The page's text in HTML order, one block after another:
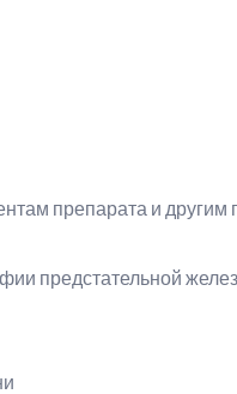
препарата и
предстательной